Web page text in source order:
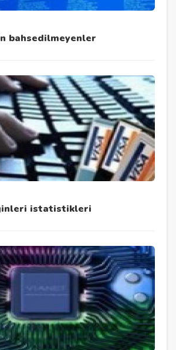
bahsedilmeyenler
istatistikleri